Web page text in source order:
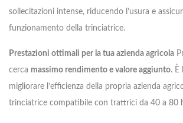
sollecitazioni intense, riducendo l’usura e
funzionamento della trinciatrice.
Prestazioni ottimali per la tua azienda agricola
cerca massimo rendimento e valore aggiunto. È
migliorare l’efficienza della propria azienda
trinciatrice compatibile con trattrici da 40 a 80